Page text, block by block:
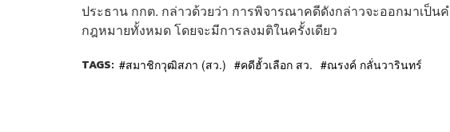
ประธาน กกต. กล่าวด้วยว่า การพิจารณาคดีดังกล่าวจะออกมาเป็น
กฎหมายทั้งหมด โดยจะมีการลงมติในครั้งเดียว
TAGS: สมาชิกวุฒิสภา (สว.) คดีฮั้วเลือก สว. ณรงค์ กลั่นวารินทร์